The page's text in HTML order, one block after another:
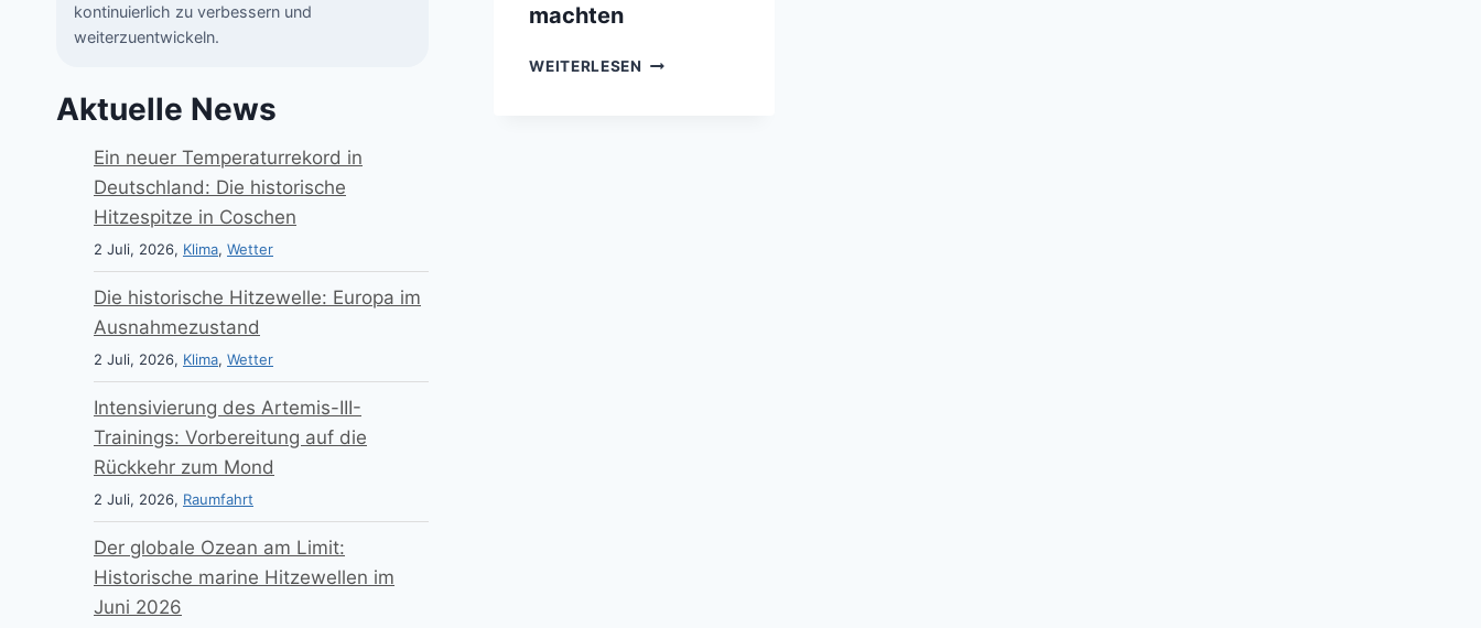
machten
WEITERLESEN LATE
kontinuierlich zu verbessern und
weiterzuentwickeln.
Aktuelle News
Ein neuer Temperaturrekord in
Deutschland: Die historische
Hitzespitze in Coschen
2 Juli, 2026, Klima, Wetter
Die historische Hitzewelle: Europa im
Ausnahmezustand
2 Juli, 2026, Klima, Wetter
Intensivierung des Artemis-III-
Trainings: Vorbereitung auf die
Rückkehr zum Mond
2 Juli, 2026, Raumfahrt
Der globale Ozean am Limit:
Historische marine Hitzewellen im
Juni 2026